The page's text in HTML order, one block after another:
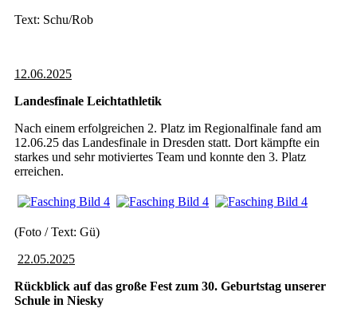
Text: Schu/Rob
12.06.2025
Landesfinale Leichtathletik
Nach einem erfolgreichen 2. Platz im Regionalfinale fand am
12.06.25 das Landesfinale in Dresden statt. Dort kämpfte ein
starkes und sehr motiviertes Team und konnte den 3. Platz
erreichen.
(Foto / Text: Gü)
22.05.2025
Rückblick auf das große Fest zum 30. Geburtstag unserer
Schule in Niesky